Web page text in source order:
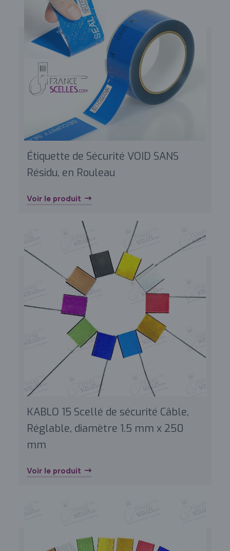
Étiquette de Sécurité VOID SANS
Résidu, en Rouleau
Voir le produit
KABLO 15 Scellé de sécurité Câble,
Réglable, diamètre 1.5 mm x 250
mm
Voir le produit